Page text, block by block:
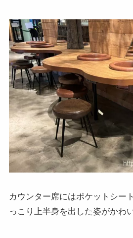
カウンター席にはポケットシー
っこり上半身を出した姿がかわ